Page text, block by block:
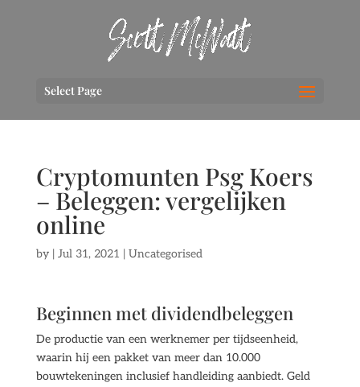
Select Page
Cryptomunten Psg Koers
– Beleggen: vergelijken
online
by | Jul 31, 2021 | Uncategorised
Beginnen met dividendbeleggen
De productie van een werknemer per tijdseenheid,
waarin hij een pakket van meer dan 10.000
bouwtekeningen inclusief handleiding aanbiedt. Geld